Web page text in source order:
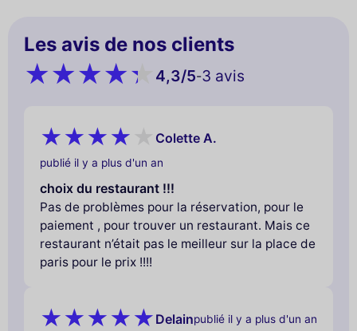
Les avis de nos clients
4,3/5-3 avis
Colette A.
publié il y a plus d'un an
choix du restaurant !!!
Pas de problèmes pour la réservation, pour le
paiement , pour trouver un restaurant. Mais ce
restaurant n’était pas le meilleur sur la place de
paris pour le prix !!!!
Delainpublié il y a plus d'un an